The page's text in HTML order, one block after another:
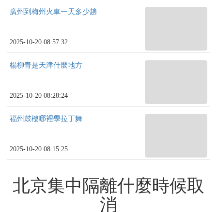
廣州到梅州火車一天多少趟
2025-10-20 08:57:32
楊柳青是天津什麼地方
2025-10-20 08:28:24
福州鼓樓哪裡學拉丁舞
2025-10-20 08:15:25
北京集中隔離什麼時候取
消